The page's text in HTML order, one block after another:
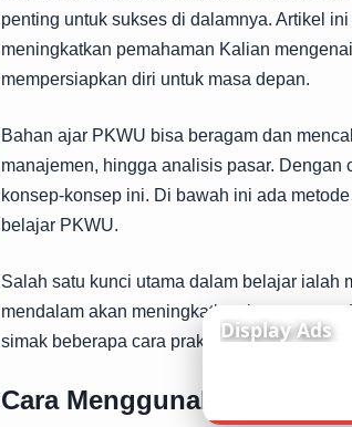
penting untuk sukses di dalamnya. Artikel
meningkatkan pemahaman Kalian
mempersiapkan diri untuk masa depan.
Bahan ajar PKWU bisa beragam dan
manajemen, hingga analisis pasar.
konsep-konsep ini. Di bawah ini ada
belajar PKWU.
Salah satu kunci utama dalam belajar ialah
mendalam akan meningkatkan
simak beberapa cara praktis yang bisa
Cara Menggunakan Materi